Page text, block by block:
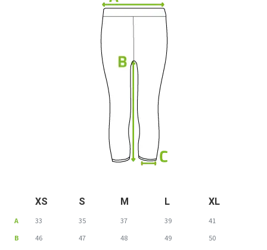
XS S M L XL
A 33 35 37 39
41
B
46 47 48 49
50